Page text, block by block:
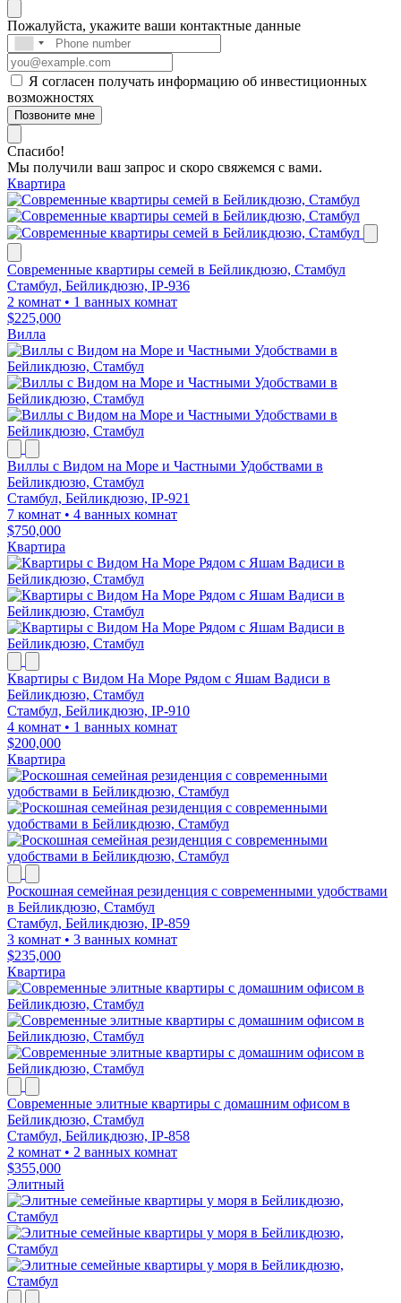
Пожалуйста, укажите ваши контактные данные
Я согласен получать информацию об инвестиционных
возможностях
Позвоните мне
Спасибо!
Мы получили ваш запрос и скоро свяжемся с вами.
Квартира
Современные квартиры семей в Бейликдюзю, Стамбул
Стамбул, Бейликдюзю, IP-936
2 комнат • 1 ванных комнат
$225,000
Вилла
Виллы с Видом на Море и Частными Удобствами в
Бейликдюзю, Стамбул
Стамбул, Бейликдюзю, IP-921
7 комнат • 4 ванных комнат
$750,000
Квартира
Квартиры с Видом На Море Рядом с Яшам Вадиси в
Бейликдюзю, Стамбул
Стамбул, Бейликдюзю, IP-910
4 комнат • 1 ванных комнат
$200,000
Квартира
Роскошная семейная резиденция с современными удобствами
в Бейликдюзю, Стамбул
Стамбул, Бейликдюзю, IP-859
3 комнат • 3 ванных комнат
$235,000
Квартира
Современные элитные квартиры с домашним офисом в
Бейликдюзю, Стамбул
Стамбул, Бейликдюзю, IP-858
2 комнат • 2 ванных комнат
$355,000
Элитный